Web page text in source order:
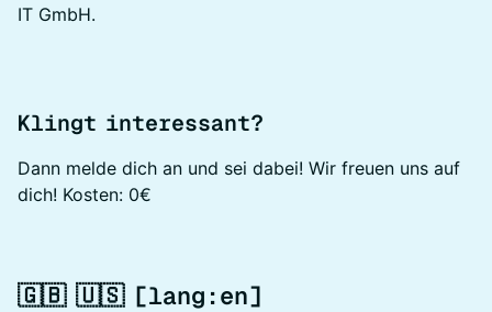
IT GmbH.
Klingt interessant?
Dann melde dich an und sei dabei! Wir freuen uns auf
dich! Kosten: 0€
​🇬🇧 🇺🇸 [lang:en]